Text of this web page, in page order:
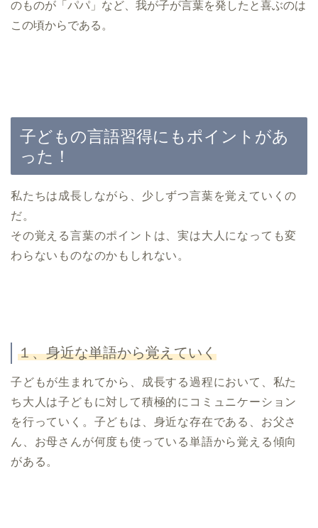
のものが「パパ」など、我が子が言葉を発したと喜ぶのは
この頃からである。
子どもの言語習得にもポイントがあ
った！
私たちは成長しながら、少しずつ言葉を覚えていくの
だ。
その覚える言葉のポイントは、実は大人になっても変
わらないものなのかもしれない。
１、身近な単語から覚えていく
子どもが生まれてから、成長する過程において、私た
ち大人は子どもに対して積極的にコミュニケーション
を行っていく。子どもは、身近な存在である、お父さ
ん、お母さんが何度も使っている単語から覚える傾向
がある。